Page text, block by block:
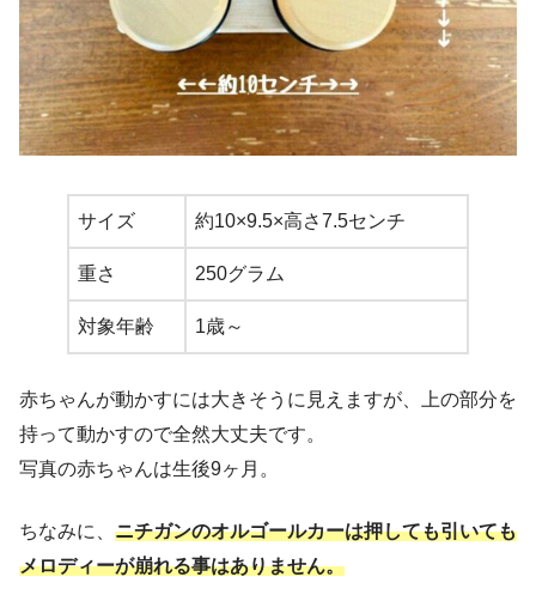
サイズ 約10×9.5×高さ7.5センチ
重さ 250グラム
対象年齢 1歳～
赤ちゃんが動かすには大きそうに見えますが、上の部分を
持って動かすので全然大丈夫です。
写真の赤ちゃんは生後9ヶ月。
ちなみに、 ニチガンのオルゴールカーは押しても引いても
メロディーが崩れる事はありません。